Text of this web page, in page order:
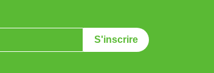
S'inscrire